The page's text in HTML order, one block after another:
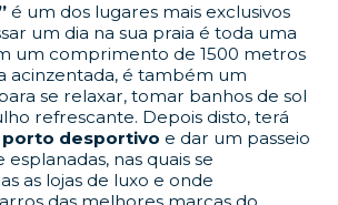
é um dos lugares mais exclusivos
um dia na sua praia é toda uma
um comprimento de 1500 metros
acinzentada, é também um
se relaxar, tomar banhos de sol
refrescante. Depois disto, terá
porto desportivo e dar um passeio
esplanadas, nas quais se
as lojas de luxo e onde